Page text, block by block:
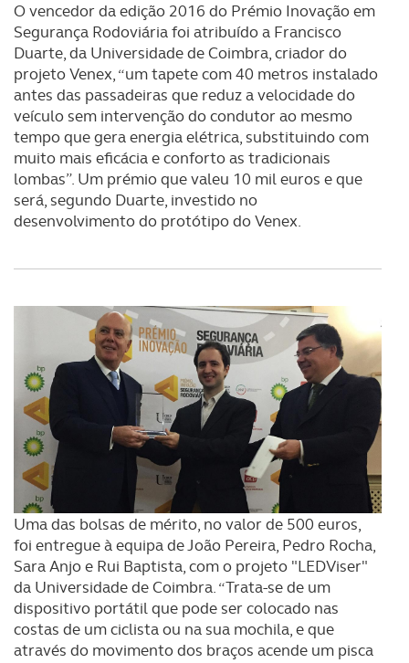
O vencedor da edição 2016 do Prémio Inovação em
Segurança Rodoviária foi atribuído a Francisco
Duarte, da Universidade de Coimbra, criador do
projeto Venex, “um tapete com 40 metros instalado
antes das passadeiras que reduz a velocidade do
veículo sem intervenção do condutor ao mesmo
tempo que gera energia elétrica, substituindo com
muito mais eficácia e conforto as tradicionais
lombas”. Um prémio que valeu 10 mil euros e que
será, segundo Duarte, investido no
desenvolvimento do protótipo do Venex.
Uma das bolsas de mérito, no valor de 500 euros,
foi entregue à equipa de João Pereira, Pedro Rocha,
Sara Anjo e Rui Baptista, com o projeto "LEDViser"
da Universidade de Coimbra. “Trata-se de um
dispositivo portátil que pode ser colocado nas
costas de um ciclista ou na sua mochila, e que
através do movimento dos braços acende um pisca